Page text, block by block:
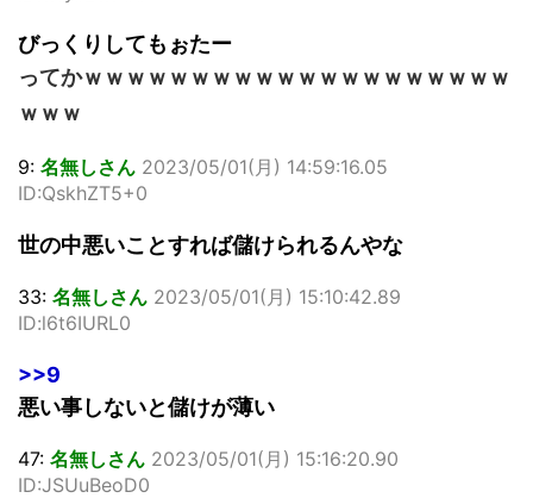
びっくりしてもぉたー
ってかｗｗｗｗｗｗｗｗｗｗｗｗｗｗｗｗｗｗｗｗ
ｗｗｗ
9: 名無しさん 2023/05/01(月) 14:59:16.05
ID:QskhZT5+0
世の中悪いことすれば儲けられるんやな
33: 名無しさん 2023/05/01(月) 15:10:42.89
ID:l6t6IURL0
>>9
悪い事しないと儲けが薄い
47: 名無しさん 2023/05/01(月) 15:16:20.90
ID:JSUuBeoD0